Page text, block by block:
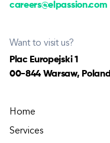
careers@elpassion.com
Want to visit us?
Plac Europejski 1
00-844 Warsaw, Poland
Home
Services